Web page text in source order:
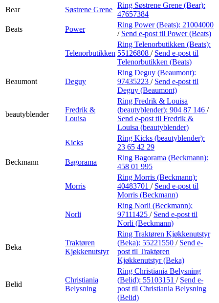
Bear
Søstrene Grene
Ring Søstrene Grene (Bear):
47657384
Beats
Power
Ring Power (Beats): 21004000
/ Send e-post til Power (Beats)
Telenorbutikken
Ring Telenorbutikken (Beats):
55126808 / Send e-post til
Telenorbutikken (Beats)
Beaumont Deguy
Ring Deguy (Beaumont):
97435223 / Send e-post til
Deguy (Beaumont)
beautyblender
Fredrik &
Louisa
Ring Fredrik & Louisa
(beautyblender): 904 87 146 /
Send e-post til Fredrik &
Louisa (beautyblender)
Kicks
Ring Kicks (beautyblender):
23 65 42 29
Beckmann
Bagorama
Ring Bagorama (Beckmann):
458 01 995
Morris
Ring Morris (Beckmann):
40483701 / Send e-post til
Morris (Beckmann)
Norli
Ring Norli (Beckmann):
97111425 / Send e-post til
Norli (Beckmann)
Beka
Traktøren
Kjøkkenutstyr
Ring Traktøren Kjøkkenutstyr
(Beka): 55221550 / Send e-
post til Traktøren
Kjøkkenutstyr (Beka)
Belid
Christiania
Belysning
Ring Christiania Belysning
(Belid): 55103151 / Send e-
post til Christiania Belysning
(Belid)